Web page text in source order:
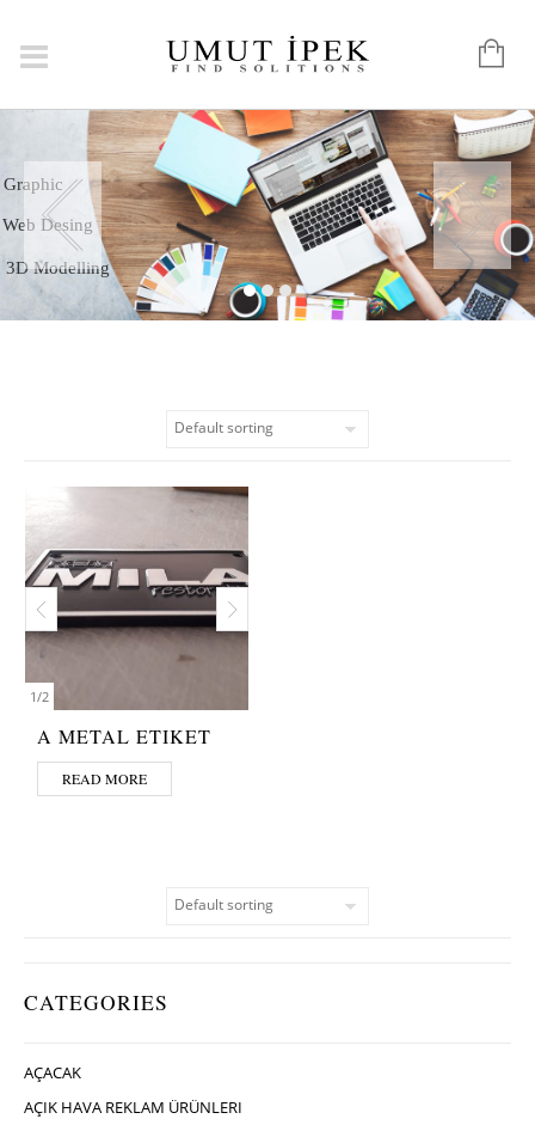
3D Modelling
Graphic
Web Desing
CATEGORIES
AÇACAK
AÇIK HAVA REKLAM ÜRÜNLERI
1/2
A METAL ETIKET
READ MORE